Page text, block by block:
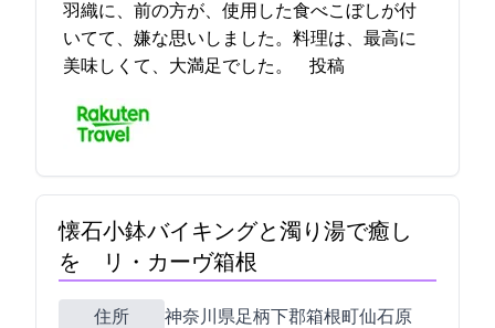
羽織に、前の方が、使用した食べこぼしが付
いてて、嫌な思いしました。料理は、最高に
美味しくて、大満足でした。 2021-11-12 08:32:47投稿
懐石小鉢バイキングと濁り湯で癒し
を リ・カーヴ箱根
住所
神奈川県足柄下郡箱根町仙石原934-25